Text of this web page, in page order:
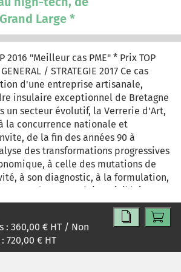
Large *
2016 "Meilleur cas PME" * Prix TOP
/ STRATEGIE 2017 Ce cas
d'une entreprise artisanale,
insulaire exceptionnel de Bretagne
un secteur évolutif, la Verrerie d'Art,
la concurrence nationale et
de la fin des années 90 à
des transformations progressives
à celle des mutations de
à son diagnostic, à la formulation,
de sa stratégie. Privilégiant
et transversale, ce cas ouvre
conjuguant le
des TPE/PME avec différentes
qui s'y associent : marketing,
: 360,00 € HT / Non
720,00 € HT